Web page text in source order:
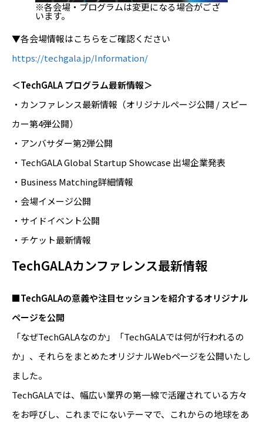
※各会場・プログラムは変更になる場合がござ
います。
▼各会場情報はこちらをご確認ください
https://techgala.jp/Information/
＜TechGALA プログラム最新情報＞
・カンファレンス最新情報（オリジナルページ公開 / スピー
カー第4弾公開）
・アンバサダー第2弾公開
・TechGALA Global Startup Showcase 出場企業発表
・Business Matching詳細情報
・会場イメージ公開
・サイドイベント公開
・チケット最新情報
TechGALAカンファレンス最新情報
■TechGALAの意義や注目セッションを紹介するオリジナル
ページを公開
「なぜTechGALAなのか」「TechGALAでは何が行われるの
か」、それらをまとめたオリジナルWebページを公開いたし
ました。
TechGALAでは、幅広い業界の第一線で活躍されている方々
をお呼びし、これまでにないテーマで、これからの地球をあ